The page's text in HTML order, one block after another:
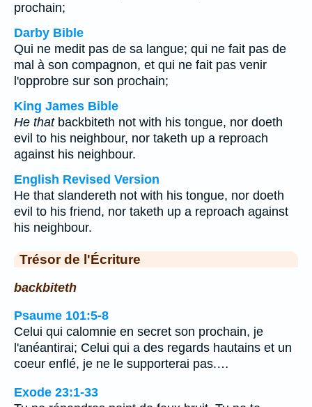
prochain;
Darby Bible
Qui ne medit pas de sa langue; qui ne fait pas de
mal à son compagnon, et qui ne fait pas venir
l'opprobre sur son prochain;
King James Bible
He thatbackbiteth not with his tongue, nor doeth
evil to his neighbour, nor taketh up a reproach
against his neighbour.
English Revised Version
He that slandereth not with his tongue, nor doeth
evil to his friend, nor taketh up a reproach against
his neighbour.
Trésor de l'Écriture
backbiteth
Psaume 101:5-8
Celui qui calomnie en secret son prochain, je
l'anéantirai; Celui qui a des regards hautains et un
coeur enflé, je ne le supporterai pas.…
Exode 23:1-33